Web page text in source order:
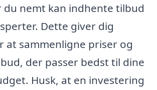
du nemt kan indhente tilbud
Dette giver dig
at sammenligne priser og
der passer bedst til dine
Husk, at en investering